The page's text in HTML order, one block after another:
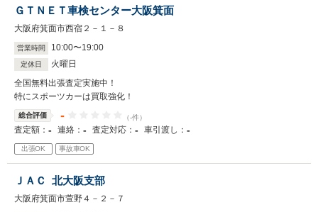
ＧＴＮＥＴ車検センター大阪箕面
大阪府箕面市西宿２－１－８
営業時間 10:00〜19:00
定休日
火曜日
全国無料出張査定実施中！
特にスポーツカーは買取強化！
総合評価 - （-件）
査定額： - 連絡： - 査定対応： - 車引渡し： -
出張OK 事故車OK
ＪＡＣ 北大阪支部
大阪府箕面市萱野４－２－７